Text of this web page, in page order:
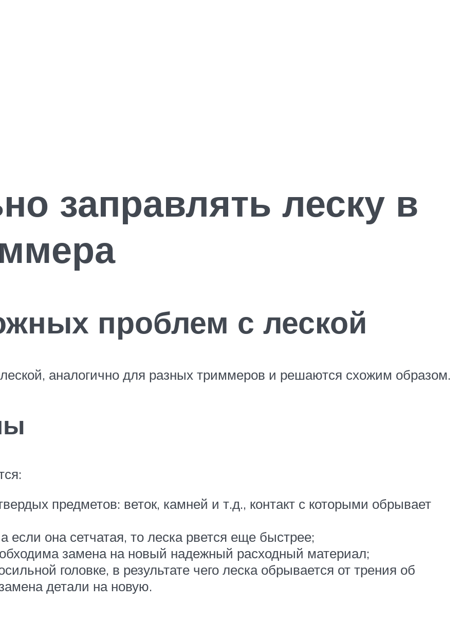
заправлять леску в
проблем с леской
аналогично для разных триммеров и решаются схожим образом.
предметов: веток, камней и т.д., контакт с которыми обрывает
если она сетчатая, то леска рвется еще быстрее;
замена на новый надежный расходный материал;
головке, в результате чего леска обрывается от трения об
детали на новую.